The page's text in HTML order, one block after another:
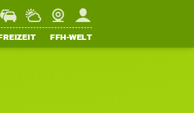
StaupilotWetterWebcamMein FFH
FFH-WELT